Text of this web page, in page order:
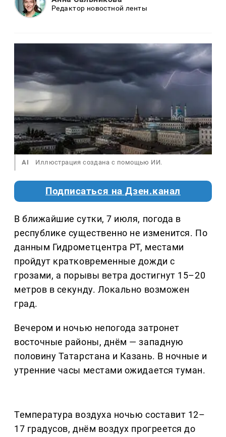
Редактор новостной ленты
AI Иллюстрация создана с помощью ИИ.
Подписаться на Дзен.канал
В ближайшие сутки, 7 июля, погода в
республике существенно не изменится. По
данным Гидрометцентра РТ, местами
пройдут кратковременные дожди с
грозами, а порывы ветра достигнут 15–20
метров в секунду. Локально возможен
град.
Вечером и ночью непогода затронет
восточные районы, днём — западную
половину Татарстана и Казань. В ночные и
утренние часы местами ожидается туман.
Температура воздуха ночью составит 12–
17 градусов, днём воздух прогреется до